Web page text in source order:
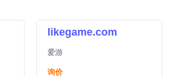
likegame.com
爱游
询价